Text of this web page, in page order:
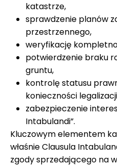
katastrze,
sprawdzenie planów
przestrzennego,
weryfikację
potwierdzenie braku
gruntu,
kontrolę statusu
konieczności
zabezpieczenie
Intabulandi”.
Kluczowym elementem
właśnie Clausula
zgody sprzedającego na